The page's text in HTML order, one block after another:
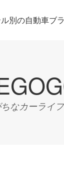
別の自動車ブ
なカーライ